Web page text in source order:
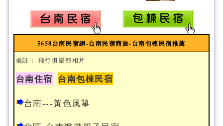
5658台南民宿網-台南民宿商旅-台南包棟民宿推薦
備註： 飛行俱樂部相片
台南住宿 台南包棟民宿
台南---黃色風箏